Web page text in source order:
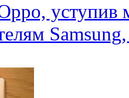
уступив